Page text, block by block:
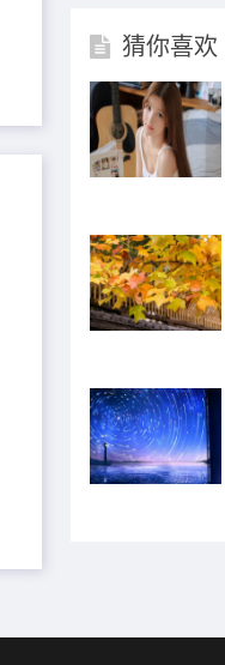
猜你喜欢